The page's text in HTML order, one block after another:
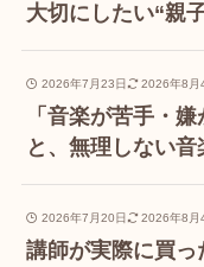
大切にしたい“親
2026年7月23日 2026年8月
「音楽が苦手・
と、無理しない
2026年7月20日 2026年8月
講師が実際に買